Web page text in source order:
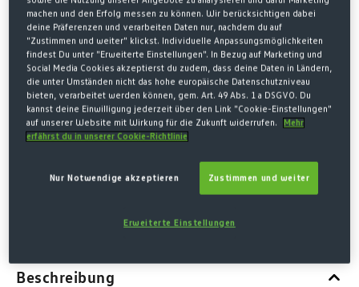
12,00 €*
* Preise inkl. MwSt. zzgl. Versandkosten
MENGE
IN DEN WARENKORB
Beschreibung
machen und den Erfolg messen zu können. Wir berücksichtigen dabei
deine Präferenzen und verarbeiten Daten nur, nachdem du auf
"Zustimmen und weiter" klickst. Individuelle Anpassungsmöglichkeiten
findest Du unter "Erweiterte Einstellungen". In Bezug auf Marketing und
Social Media Cookies akzeptierst du zudem, dass deine Daten in Ländern,
die unter Umständen nicht das hohe europäische Datenschutzniveau
bieten, verarbeitet werden können, gem. Art. 49 Abs. 1 a DSGVO. Du
kannst deine Einwilligung jederzeit über den Link "Cookie-Einstellungen"
auf unserer Website mit Wirkung für die Zukunft widerrufen.
Mehr
erfährst du in unserer Cookie-Richtlinie
Nur Notwendige akzeptieren Zustimmen und weiter
Erweiterte Einstellungen